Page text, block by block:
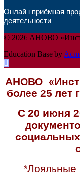
Онлайн приёмная
деятельности
© 2026 АНОВО
Education Base by
АНОВО
более 25 лет
С 20 июня
*Лояльные